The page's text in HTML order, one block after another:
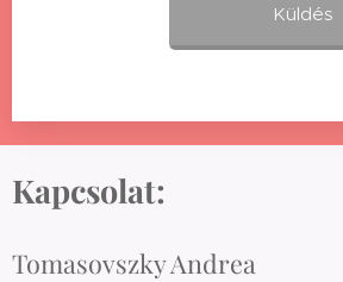
Küldés
Kapcsolat:
Tomasovszky Andrea